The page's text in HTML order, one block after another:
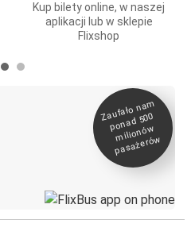
Kup bilety online, w naszej
aplikacji lub w sklepie
Flixshop
Zaufało na
m
ponad 500
milionó
w
pasażeró
w